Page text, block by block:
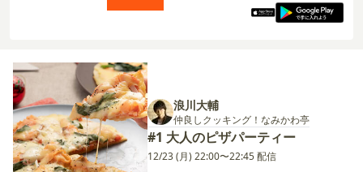
浪川大輔
仲良しクッキング！なみかわ亭
#1 大人のピザパーティー
12/23 (月) 22:00〜22:45 配信